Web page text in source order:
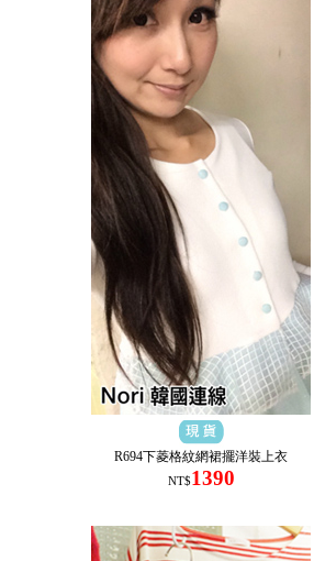
R694下菱格紋網裙擺洋裝上衣
NT$1390